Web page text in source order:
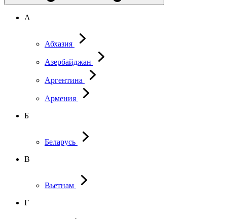
А
Абхазия
Азербайджан
Аргентина
Армения
Б
Беларусь
В
Вьетнам
Г